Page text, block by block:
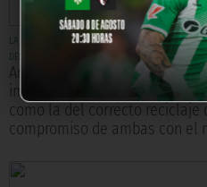
LA FUNDACIÓN REAL BETIS Y LA FUNDACIÓN
DESARROLLO SOSTENIBLE Y LA PROTECCIÓN
Ambas organizaciones sin
importancia de colaborar
como la del correcto reciclaje
compromiso de ambas con el